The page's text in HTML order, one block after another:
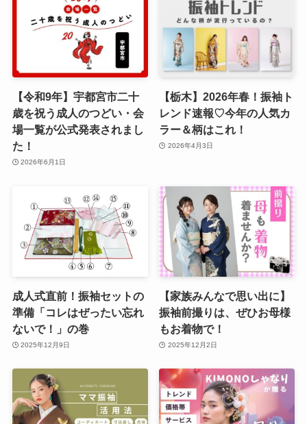
【令和9年】宇都宮市二十
歳を祝う成人のつどい・会
場一覧が公式発表されまし
た！
2026年6月1日
【栃木】2026年春！振袖ト
レンド速報♡今年の人気カ
ラー＆柄はこれ！
2026年4月3日
成人式直前！振袖セットの
準備「コレはぜったい忘れ
ないで！」の巻
2025年12月9日
【家族みんなで思い出に】
振袖前撮りは、ぜひお母様
もお着物で！
2025年12月2日